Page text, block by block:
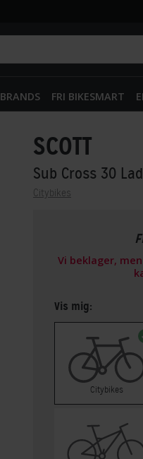
BRANDS FRI BIKESMART
SCOTT
Sub Cross 30
Citybikes
Vi beklager,
Vis mig:
Citybikes